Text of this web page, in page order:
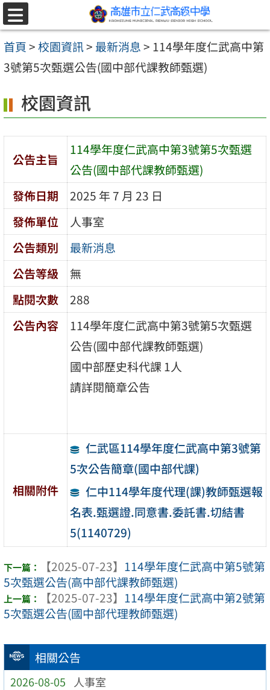
跳至主要內容區
選
單
首頁>校園資訊> 最新消息> 114學年度仁武高中第
3號第5次甄選公告(國中部代課教師甄選)
相關公告
2026-08-05 人事室
校園資訊
公告主旨
114學年度仁武高中第3號第5次甄選
公告(國中部代課教師甄選)
發佈日期
2025 年 7 月 23 日
發佈單位
人事室
公告類別
最新消息
公告等級
無
點閱次數
288
公告內容
114學年度仁武高中第3號第5次甄選
公告(國中部代課教師甄選)
國中部歷史科代課 1人
請詳閱簡章公告
相關附件
仁武區114學年度仁武高中第3號第
5次公告簡章(國中部代課)
仁中114學年度代理(課)教師甄選報
名表.甄選證.同意書.委託書.切結書
5(1140729)
【2025-07-23】 114學年度仁武高中第5號第
5次甄選公告(高中部代課教師甄選)
【2025-07-23】 114學年度仁武高中第2號第
5次甄選公告(國中部代理教師甄選)